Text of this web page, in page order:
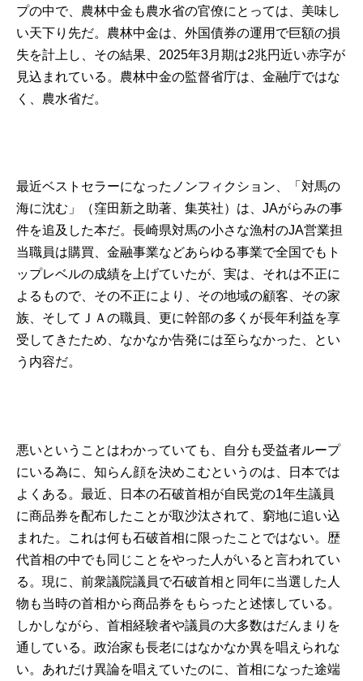
プの中で、農林中金も農水省の官僚にとっては、美味し
い天下り先だ。農林中金は、外国債券の運用で巨額の損
失を計上し、その結果、2025年3月期は2兆円近い赤字が
見込まれている。農林中金の監督省庁は、金融庁ではな
く、農水省だ。
最近ベストセラーになったノンフィクション、「対馬の
海に沈む」（窪田新之助著、集英社）は、JAがらみの事
件を追及した本だ。長崎県対馬の小さな漁村のJA営業担
当職員は購買、金融事業などあらゆる事業で全国でもト
ップレベルの成績を上げていたが、実は、それは不正に
よるもので、その不正により、その地域の顧客、その家
族、そしてＪＡの職員、更に幹部の多くが長年利益を享
受してきたため、なかなか告発には至らなかった、とい
う内容だ。
悪いということはわかっていても、自分も受益者ループ
にいる為に、知らん顔を決めこむというのは、日本では
よくある。最近、日本の石破首相が自民党の1年生議員
に商品券を配布したことが取沙汰されて、窮地に追い込
まれた。これは何も石破首相に限ったことではない。歴
代首相の中でも同じことをやった人がいると言われてい
る。現に、前衆議院議員で石破首相と同年に当選した人
物も当時の首相から商品券をもらったと述懐している。
しかしながら、首相経験者や議員の大多数はだんまりを
通している。政治家も長老にはなかなか異を唱えられな
い。あれだけ異論を唱えていたのに、首相になった途端